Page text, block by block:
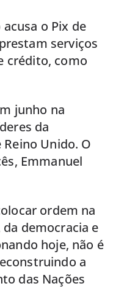
o Pix de
serviços
crédito, como
junho na
da
Reino Unido. O
Emmanuel
ordem na
democracia e
hoje, não é
a
das Nações